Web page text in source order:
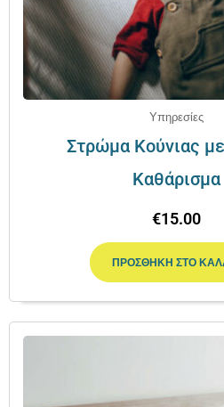
Υπηρεσίες
Στρώμα Κούνιας
Καθάρισμα
€15.00
ΠΡΟΣΘΉΚΗ ΣΤΟ